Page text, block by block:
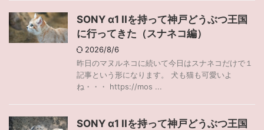
SONY α1 IIを持って神戸どうぶつ王国
に行ってきた（スナネコ編）
2026/8/6
昨日のマヌルネコに続いて今日はスナネコだけで１
記事という形になります。 犬も猫も可愛いよ
ね・・・ https://mos ...
SONY α1 IIを持って神戸どうぶつ王国